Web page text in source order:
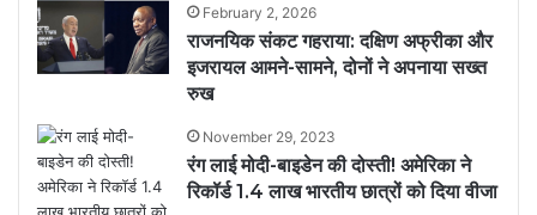
February 2, 2026
राजनयिक संकट गहराया: दक्षिण अफ्रीका और
इजरायल आमने-सामने, दोनों ने अपनाया सख्त
रुख
November 29, 2023
रंग लाई मोदी-बाइडेन की दोस्ती! अमेरिका ने
रिकॉर्ड 1.4 लाख भारतीय छात्रों को दिया वीजा